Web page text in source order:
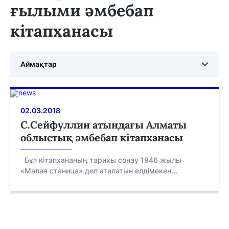
ғылыми әмбебап
кітапханасы
Аймақтар
02.03.2018
С.Сейфуллин атындағы Алматы
облыстық әмбебап кітапханасы
Бұл кітапхананың тарихы сонау 1946 жылы
«Малая станица» деп аталатын елдімекен...